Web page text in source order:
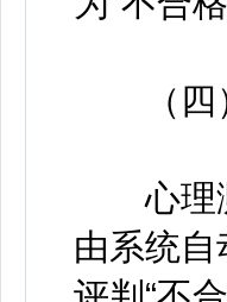
（四）
心理测
由系统自